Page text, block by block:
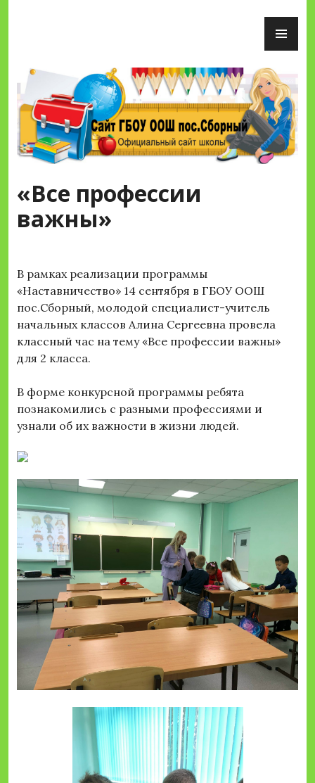
Сайт ГБОУ ООШ пос.Сборный
«Все профессии
важны»
В рамках реализации программы
«Наставничество» 14 сентября в ГБОУ ООШ
пос.Сборный, молодой специалист-учитель
начальных классов Алина Сергеевна провела
классный час на тему «Все профессии важны»
для 2 класса.
В форме конкурсной программы ребята
познакомились с разными профессиями и
узнали об их важности в жизни людей.